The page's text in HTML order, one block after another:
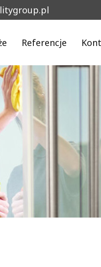
Referencje